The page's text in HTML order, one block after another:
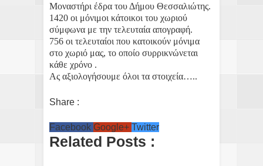
Μοναστήρι έδρα του Δήμου Θεσσαλιώτης.
1420 οι μόνιμοι κάτοικοι του χωριού
σύμφωνα με την τελευταία απογραφή.
756 οι τελευταίοι που κατοικούν μόνιμα
στο χωριό μας, το οποίο συρρικνώνεται
κάθε χρόνο .
Ας αξιολογήσουμε όλοι τα στοιχεία…..
Share :
Facebook Google+ Twitter
Related Posts :